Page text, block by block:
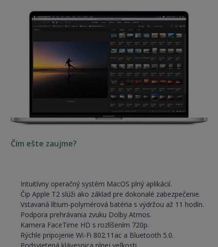
Čím ešte zaujme?
Intuitívny operačný systém MacOS plný aplikácií.
Čip Apple T2 slúži ako základ pre dokonalé zabezpečenie.
Vstavaná lítium-polymérová batéria s výdržou až 11 hodín.
Podpora prehrávania zvuku Dolby Atmos.
Kamera FaceTime HD s rozlíšením 720p.
Rýchle pripojenie Wi-Fi 802.11ac a Bluetooth 5.0.
Podsvietená klávesnica plnej veľkosti.